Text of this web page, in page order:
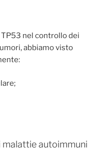
nel controllo dei
abbiamo visto
malattie autoimmuni